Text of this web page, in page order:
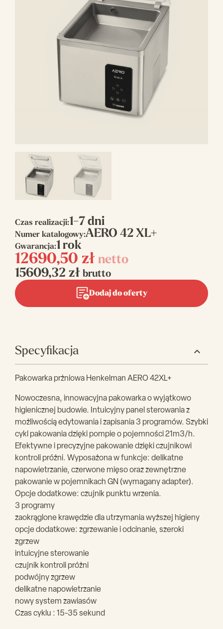
Czas realizacji:1-7 dni
Numer katalogowy:AERO 42 XL+
Gwarancja:1 rok
12690,50 zł netto
15609,32 zł brutto
Dodaj do oferty
Specyfikacja
Pakowarka prżniowa Henkelman AERO 42XL+
Nowoczesna, innowacyjna pakowarka o wyjątkowo
higienicznej budowie. Intuicyjny panel sterowania z
możliwością edytowania i zapisania 3 programów. Szybki
cykl pakowania dzięki pompie o pojemności 21m3/h.
Efektywne i precyzyjne pakowanie dzięki czujnikowi
kontroli próżni. Wyposażona w funkcje: delikatne
napowietrzanie, czerwone mięso oraz zewnętrzne
pakowanie w pojemnikach GN (wymagany adapter).
Opcje dodatkowe: czujnik punktu wrzenia.
3 programy
zaokrąglone krawędzie dla utrzymania wyższej higieny
opcje dodatkowe: zgrzewanie i odcinanie, szeroki
zgrzew
intuicyjne sterowanie
czujnik kontroli próżni
podwójny zgrzew
delikatne napowietrzanie
nowy system zawiasów
Czas cyklu : 15-35 sekund